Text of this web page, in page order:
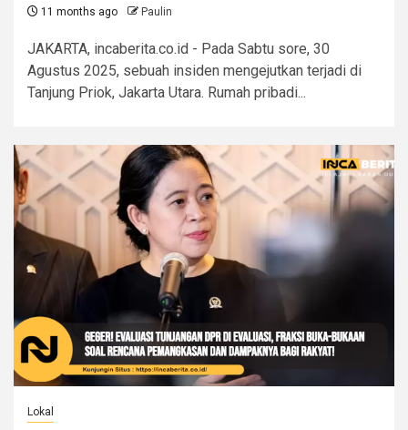
11 months ago Paulin
JAKARTA, incaberita.co.id - Pada Sabtu sore, 30
Agustus 2025, sebuah insiden mengejutkan terjadi di
Tanjung Priok, Jakarta Utara. Rumah pribadi...
Lokal